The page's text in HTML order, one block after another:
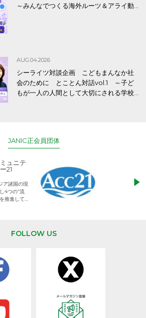
～みんなでつくる海外ルーツ＆アライ動
AUG.04.2026
シーライツ対談企画 こどもまんなか社
会のために とことん対話vol.1 ～子ど
もが一人の人間として大切にされる学校
JANIC正会員団体
ュニテ
21
ア諸国の現
4つの“流
推進してい
児童労働のない
権利が守られた
FOLLOW US